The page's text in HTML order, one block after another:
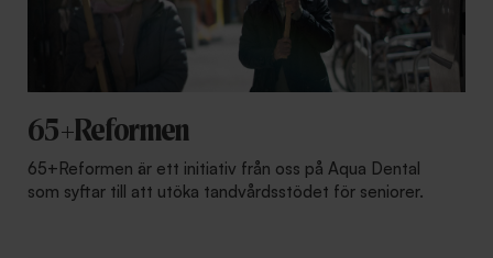
65+Reformen
65+Reformen är ett initiativ från oss på Aqua Dental
som syftar till att utöka tandvårdsstödet för seniorer.